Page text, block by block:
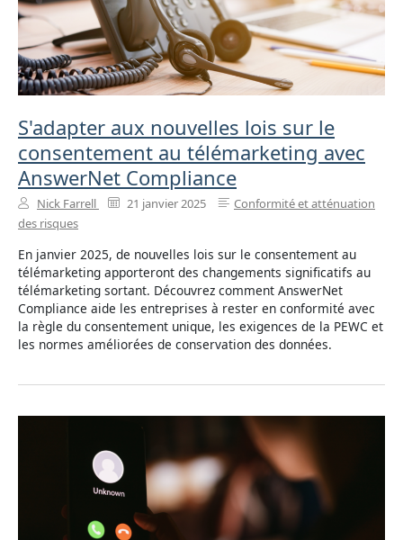
S'adapter aux nouvelles lois sur le
consentement au télémarketing avec
AnswerNet Compliance
Nick Farrell 21 janvier 2025
Conformité et atténuation
des risques
En janvier 2025, de nouvelles lois sur le consentement au
télémarketing apporteront des changements significatifs au
télémarketing sortant. Découvrez comment AnswerNet
Compliance aide les entreprises à rester en conformité avec
la règle du consentement unique, les exigences de la PEWC et
les normes améliorées de conservation des données.